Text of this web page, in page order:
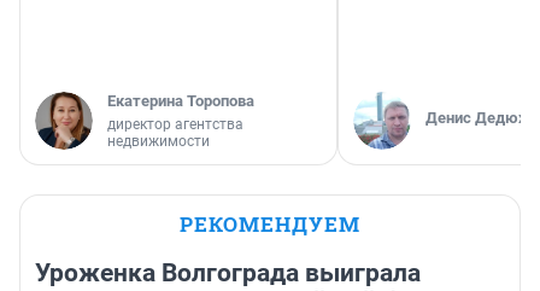
Екатерина Торопова
директор агентства
недвижимости
Денис
РЕКОМЕНДУЕМ
Уроженка Волгограда выиграла